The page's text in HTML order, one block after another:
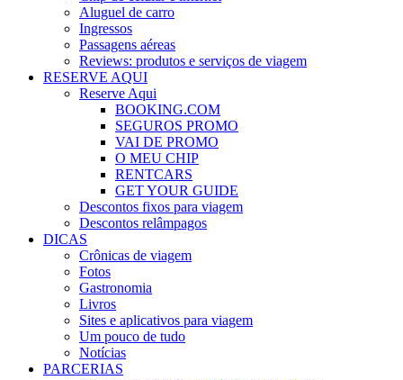
Aluguel de carro
Ingressos
Passagens aéreas
Reviews: produtos e serviços de viagem
RESERVE AQUI
Reserve Aqui
BOOKING.COM
SEGUROS PROMO
VAI DE PROMO
O MEU CHIP
RENTCARS
GET YOUR GUIDE
Descontos fixos para viagem
Descontos relâmpagos
DICAS
Crônicas de viagem
Fotos
Gastronomia
Livros
Sites e aplicativos para viagem
Um pouco de tudo
Notícias
PARCERIAS